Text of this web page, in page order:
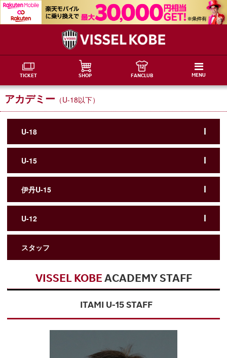
TICKET SHOP FANCLUB MENU
アカデミー （U-18以下）
U-18
U-15
伊丹U-15
U-12
スタッフ
VISSEL KOBE ACADEMY STAFF
ITAMI U-15 STAFF